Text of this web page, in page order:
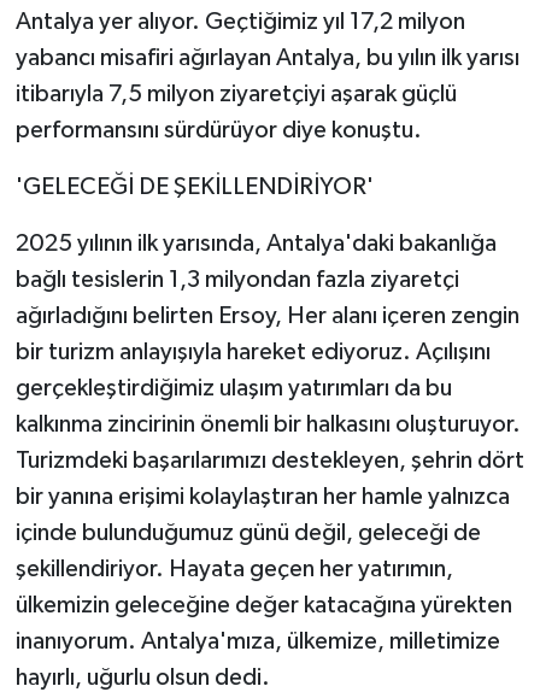
Antalya yer alıyor. Geçtiğimiz yıl 17,2 milyon
yabancı misafiri ağırlayan Antalya, bu yılın ilk yarısı
itibarıyla 7,5 milyon ziyaretçiyi aşarak güçlü
performansını sürdürüyor diye konuştu.
'GELECEĞİ DE ŞEKİLLENDİRİYOR'
2025 yılının ilk yarısında, Antalya'daki bakanlığa
bağlı tesislerin 1,3 milyondan fazla ziyaretçi
ağırladığını belirten Ersoy, Her alanı içeren zengin
bir turizm anlayışıyla hareket ediyoruz. Açılışını
gerçekleştirdiğimiz ulaşım yatırımları da bu
kalkınma zincirinin önemli bir halkasını oluşturuyor.
Turizmdeki başarılarımızı destekleyen, şehrin dört
bir yanına erişimi kolaylaştıran her hamle yalnızca
içinde bulunduğumuz günü değil, geleceği de
şekillendiriyor. Hayata geçen her yatırımın,
ülkemizin geleceğine değer katacağına yürekten
inanıyorum. Antalya'mıza, ülkemize, milletimize
hayırlı, uğurlu olsun dedi.